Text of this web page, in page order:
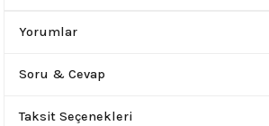
Yorumlar
Soru & Cevap
Taksit Seçenekleri